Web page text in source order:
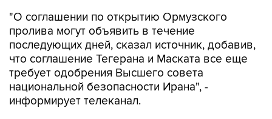
"О соглашении по открытию Ормузского
пролива могут объявить в течение
последующих дней, сказал источник, добавив,
что соглашение Тегерана и Маската все еще
требует одобрения Высшего совета
национальной безопасности Ирана", -
информирует телеканал.